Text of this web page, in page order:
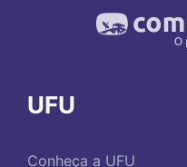
UFU
Conheça a UFU